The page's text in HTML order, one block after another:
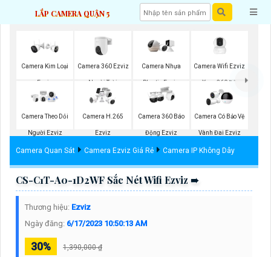
LẮP CAMERA QUẬN 5
Camera Kim Loại
Ezviz
Camera 360 Ezviz
Ngoài Trời
Camera Nhựa
Plastic Ezviz
Camera Wifi Ezviz
Xoay 360 Độ
Camera Theo Dỏi
Người Ezviz
Camera H.265
Ezviz
Camera 360 Báo
Động Ezviz
Camera Có Bảo Vệ
Vành Đai Ezviz
Camera Quan Sát Camera Ezviz Giá Rẻ Camera IP Không Dây
CS-C1T-A0-1D2WF Sắc Nét Wifi Ezviz ➠
Thương hiệu: Ezviz
Ngày đăng: 6/17/2023 10:50:13 AM
30% 1,390,000 ₫